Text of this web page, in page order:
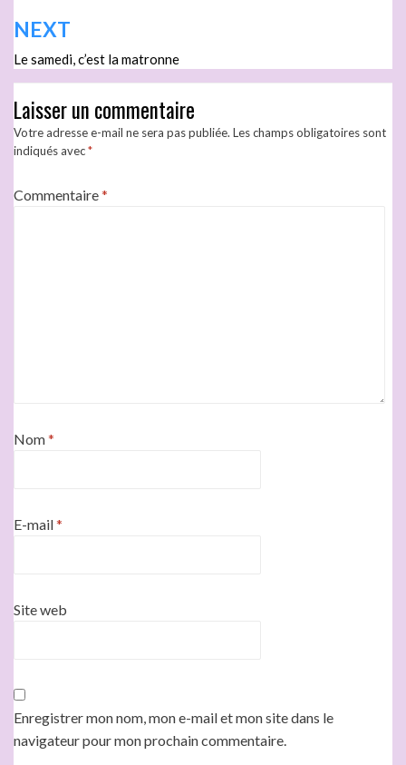
NEXT
Le samedi, c’est la matronne
Laisser un commentaire
Votre adresse e-mail ne sera pas publiée. Les champs obligatoires sont
indiqués avec*
Commentaire*
Nom*
E-mail*
Site web
Enregistrer mon nom, mon e-mail et mon site dans le
navigateur pour mon prochain commentaire.